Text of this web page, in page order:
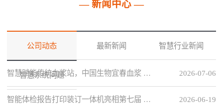
— 新闻中心 —
公司动态 最新新闻 智慧行业新闻
智慧系统问题 2026-07-06
智慧赋能传统血浆站，中国生物宜春血浆 …
2026-06-19
智能体检报告打印装订一体机亮相第七届 …